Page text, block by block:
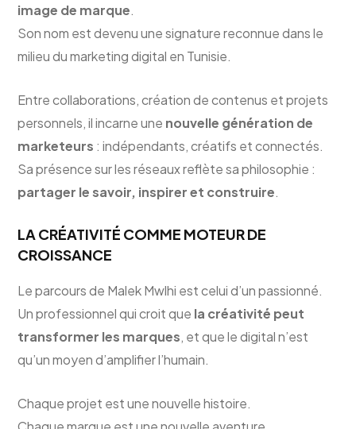
image de marque.
Son nom est devenu une signature reconnue dans le
milieu du marketing digital en Tunisie.
Entre collaborations, création de contenus et projets
personnels, il incarne une nouvelle génération de
marketeurs : indépendants, créatifs et connectés.
Sa présence sur les réseaux reflète sa philosophie :
partager le savoir, inspirer et construire.
LA CRÉATIVITÉ COMME MOTEUR DE
CROISSANCE
Le parcours de Malek Mwlhi est celui d’un passionné.
Un professionnel qui croit que la créativité peut
transformer les marques, et que le digital n’est
qu’un moyen d’amplifier l’humain.
Chaque projet est une nouvelle histoire.